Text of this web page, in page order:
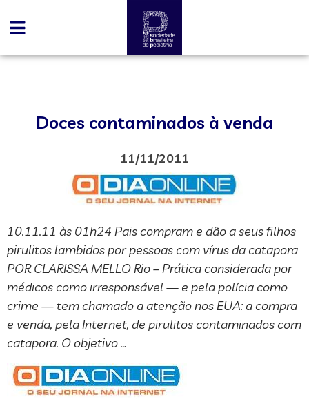
Doces contaminados à venda
11/11/2011
10.11.11 às 01h24 Pais compram e dão a seus filhos
pirulitos lambidos por pessoas com vírus da catapora
POR CLARISSA MELLO Rio – Prática considerada por
médicos como irresponsável — e pela polícia como
crime — tem chamado a atenção nos EUA: a compra
e venda, pela Internet, de pirulitos contaminados com
catapora. O objetivo …